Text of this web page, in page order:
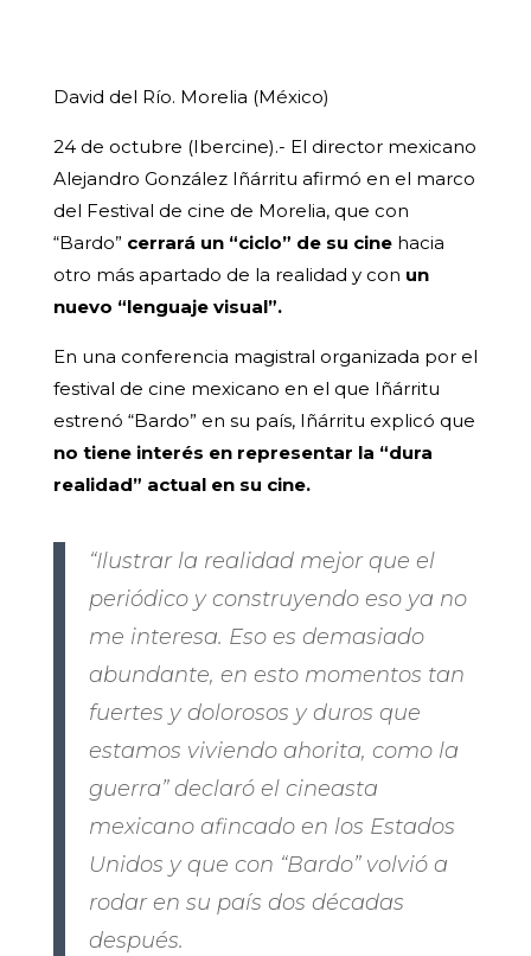
David del Río. Morelia (México)
24 de octubre (Ibercine).- El director mexicano
Alejandro González Iñárritu afirmó en el marco
del Festival de cine de Morelia, que con
“Bardo” cerrará un “ciclo” de su cinehacia
otro más apartado de la realidad y con un
nuevo “lenguaje visual”.
En una conferencia magistral organizada por el
festival de cine mexicano en el que Iñárritu
estrenó “Bardo” en su país, Iñárritu explicó que
no tiene interés en representar la “dura
realidad” actual en su cine.
“Ilustrar la realidad mejor que el
periódico y construyendo eso ya no
me interesa. Eso es demasiado
abundante, en esto momentos tan
fuertes y dolorosos y duros que
estamos viviendo ahorita, como la
guerra” declaró el cineasta
mexicano afincado en los Estados
Unidos y que con “Bardo” volvió a
rodar en su país dos décadas
después.